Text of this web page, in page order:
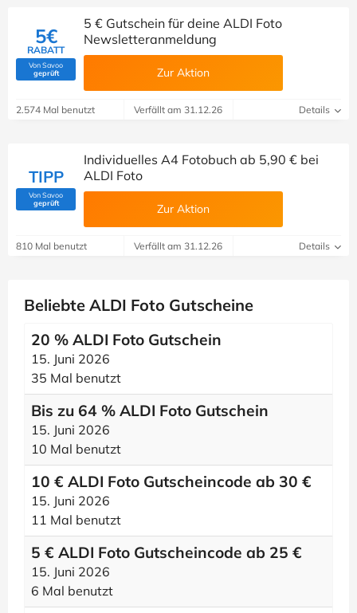
5€
RABATT
Von Savoo
geprüft(Von Savoo geprüft)
5 € Gutschein für deine ALDI Foto
Newsletteranmeldung
Zur Aktion
2.574 Mal benutzt Verfällt am 31.12.26 Details
TIPP
Von Savoo
geprüft(Von Savoo geprüft)
Individuelles A4 Fotobuch ab 5,90 € bei
ALDI Foto
Zur Aktion
810 Mal benutzt Verfällt am 31.12.26 Details
Beliebte ALDI Foto Gutscheine
20 % ALDI Foto Gutschein
15. Juni 2026
35 Mal benutzt
Bis zu 64 % ALDI Foto Gutschein
15. Juni 2026
10 Mal benutzt
10 € ALDI Foto Gutscheincode ab 30 €
15. Juni 2026
11 Mal benutzt
5 € ALDI Foto Gutscheincode ab 25 €
15. Juni 2026
6 Mal benutzt